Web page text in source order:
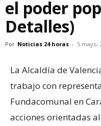
el poder
Detalles)
Por Noticias 24 horas - 5 mayo,
La Alcaldía de
trabajo con
Fundacomunal en
acciones orientadas